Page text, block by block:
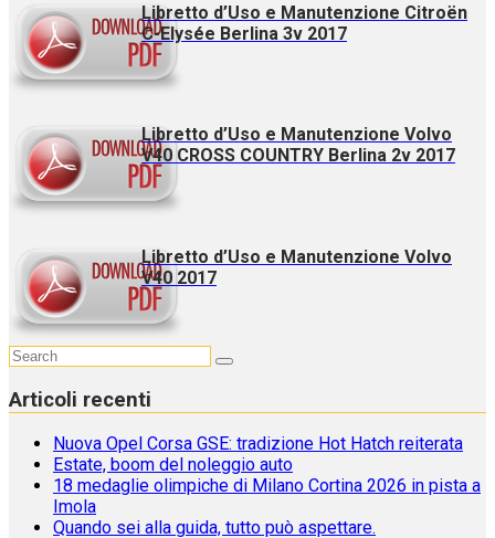
Libretto d’Uso e Manutenzione Citroën
C-Elysée Berlina 3v 2017
Libretto d’Uso e Manutenzione Volvo
V40 CROSS COUNTRY Berlina 2v 2017
Libretto d’Uso e Manutenzione Volvo
V40 2017
Articoli recenti
Nuova Opel Corsa GSE: tradizione Hot Hatch reiterata
Estate, boom del noleggio auto
18 medaglie olimpiche di Milano Cortina 2026 in pista a
Imola
Quando sei alla guida, tutto può aspettare.